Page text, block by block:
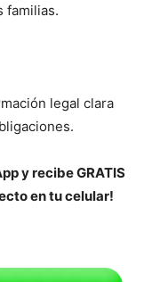
familias.
legal clara
y recibe GRATIS
en tu celular!